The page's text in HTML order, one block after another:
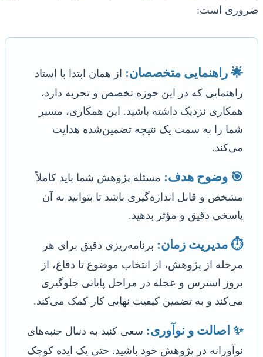
ضروری است:
🌟 راهنمایی متخصصان: از همان ابتدا با استاد
راهنمایی که در این حوزه تخصص و تجربه دارد،
همکاری نزدیک داشته باشید. این همکاری، مسیر
شما را به سمت یک نتیجه تضمین‌شده هدایت
می‌کند.
🎯 وضوح هدف: مسئله پژوهش شما باید کاملاً
مشخص و قابل اندازه‌گیری باشد تا بتوانید به آن
پاسخی دقیق و مؤثر بدهید.
⏱️ مدیریت زمان: برنامه‌ریزی دقیق برای هر
مرحله از پژوهش، از انتخاب موضوع تا دفاع، از
بروز استرس و عجله در مراحل پایانی جلوگیری
می‌کند و به تضمین کیفیت نهایی کار کمک می‌کند.
✨ اصالت و نوآوری: سعی کنید به دنبال جنبه‌های
نوآورانه در پژوهش خود باشید. حتی یک ایده کوچک